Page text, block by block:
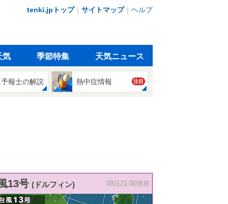
tenki.jpトップ｜ サイトマップ｜ ヘルプ
気 季節特集 天気ニュース
報士の解説 熱中症情報 注目
13号 (ドルフィン) 08日21:00現在